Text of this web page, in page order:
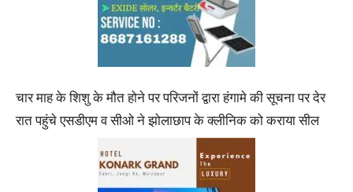
चार माह के शिशु के मौत होने पर परिजनों द्वारा हंगामे की सूचना पर देर
रात पहुंचे एसडीएम व सीओ ने झोलाछाप के क्लीनिक को कराया सील